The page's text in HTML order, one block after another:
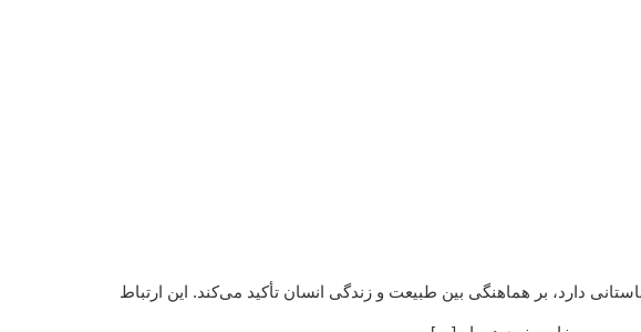
دارد، بر هماهنگی بین طبیعت و زندگی انسان تأکید می‌کند. این ارتباط